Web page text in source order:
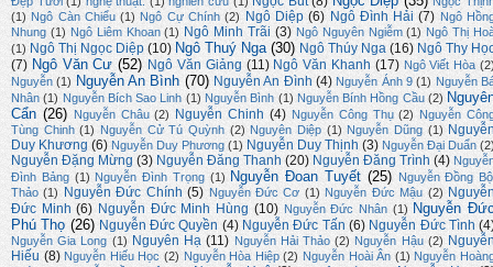
(1) Ngô Càn Chiểu (1) Ngô Cự Chính (2) Ngô Diệp (6) Ngô Đình Hải (7) Ngô
Nhung (1) Ngô Liêm Khoan (1) Ngô Minh Trãi (3) Ngô Nguyên Ngiễm (1) Ngô Thị
(1) Ngô Thị Ngọc Diệp (10) Ngô Thuý Nga (30) Ngô Thúy Nga (16) Ngô Thy
(7) Ngô Văn Cư (52) Ngô Văn Giảng (11) Ngô Văn Khanh (17) Ngô Viết Hòa
Nguyễn (1) Nguyễn An Bình (70) Nguyễn An Đình (4) Nguyễn Ánh 9 (1) Nguyễn
Nhân (1) Nguyễn Bích Sao Linh (1) Nguyễn Bình (1) Nguyễn Bính Hồng Cầu (2)
Cẩn (26) Nguyễn Châu (2) Nguyễn Chinh (4) Nguyễn Công Thụ (2) Nguyễn
Tùng Chinh (1) Nguyễn Cử Tú Quỳnh (2) Nguyên Diệp (1) Nguyễn Dũng (1)
Duy Khương (6) Nguyễn Duy Phương (1) Nguyễn Duy Thịnh (3) Nguyễn Đại Duẩn
Nguyễn Đặng Mừng (3) Nguyễn Đăng Thanh (20) Nguyễn Đăng Trình (4)
Đình Bảng (1) Nguyễn Đình Trọng (1) Nguyễn Đoan Tuyết (25)
Nguyễn Đồng
Thảo (1) Nguyễn Đức Chính (5) Nguyễn Đức Cơ (1) Nguyễn Đức Mậu (2)
Đức Minh (6) Nguyễn Đức Minh Hùng (10) Nguyễn Đức Nhân (1) Nguyễn
Phú Thọ (26) Nguyễn Đức Quyền (4) Nguyễn Đức Tấn (6) Nguyễn Đức Tình
Nguyễn Gia Long (1) Nguyên Hạ (11) Nguyễn Hải Thảo (2) Nguyễn Hậu (2)
Hiếu (8) Nguyễn Hiếu Học (2) Nguyễn Hòa Hiệp (2) Nguyễn Hoài Ân (1) Nguyễn